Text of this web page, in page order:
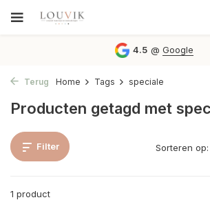
4.5 @Google
Terug Home Tags speciale
Producten getagd met
Filter
1 product
Sorteren op: